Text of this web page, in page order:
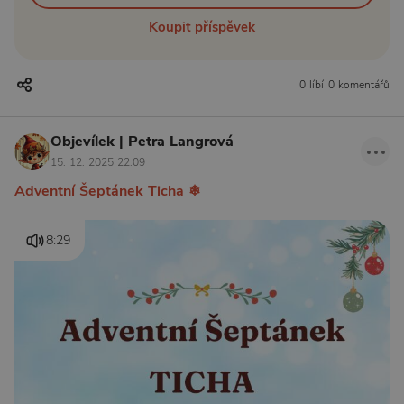
Koupit příspěvek
0 líbí 0 komentářů
Objevílek | Petra Langrová
15. 12. 2025 22:09
Adventní Šeptánek Ticha ❄
8:29